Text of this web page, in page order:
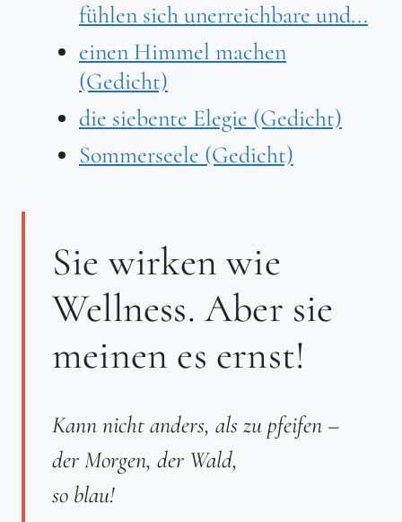
fühlen sich unerreichbare und...
einen Himmel machen
(Gedicht)
die siebente Elegie (Gedicht)
Sommerseele (Gedicht)
Sie wirken wie
Wellness. Aber sie
meinen es ernst!
Kann nicht anders, als zu pfeifen –
der Morgen, der Wald,
so blau!